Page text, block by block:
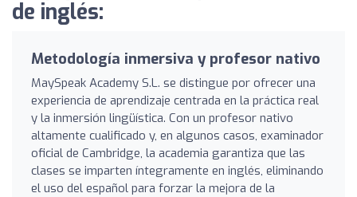
de inglés:
Metodología inmersiva y profesor nativo
MaySpeak Academy S.L. se distingue por ofrecer una
experiencia de aprendizaje centrada en la práctica real
y la inmersión lingüística. Con un profesor nativo
altamente cualificado y, en algunos casos, examinador
oficial de Cambridge, la academia garantiza que las
clases se imparten íntegramente en inglés, eliminando
el uso del español para forzar la mejora de la